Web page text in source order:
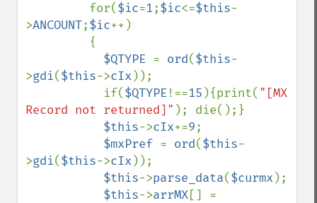
         for(
$ic=1;$ic<=$this-
>ANCOUNT;$ic++)
$QTYPE = ord($this-
>gdi($this->cIx ));
           if(
$QTYPE !==15 ){print( "[MX
Record not returned]" ); die();}
$this->cIx+=9;
$mxPref = ord($this-
>gdi($this->cIx ));
$this->parse_data($curmx );
$this->arrMX[] =